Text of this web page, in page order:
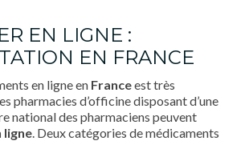
EN LIGNE :
EN FRANCE
en ligne en Franceest très
pharmacies d’officine disposant d’une
national des pharmaciens peuvent
ligne. Deux catégories de médicaments